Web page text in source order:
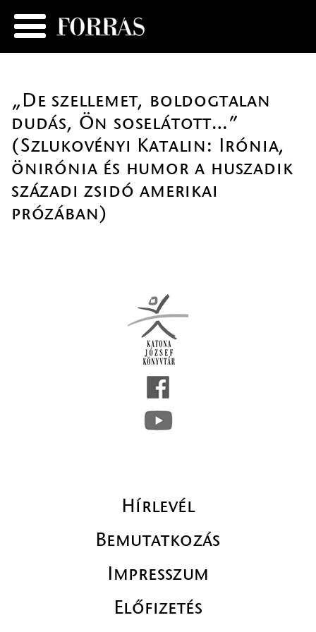
„De szellemet, boldogtalan
dudás, Ön soselátott…”
(Szlukovényi Katalin: Irónia,
önirónia és humor a huszadik
századi zsidó amerikai
prózában)
Hírlevél
Bemutatkozás
Impresszum
Előfizetés